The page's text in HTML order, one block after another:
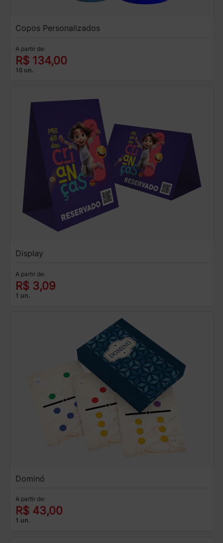
Copos Personalizados
A partir de:
R$ 134,00
10 un.
Display
A partir de:
R$ 3,09
1 un.
Dominó
A partir de:
R$ 43,00
1 un.